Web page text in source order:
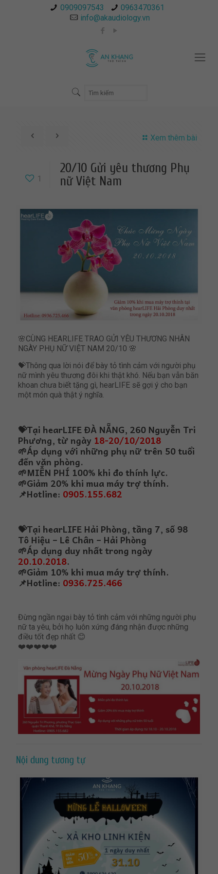
0909097543
0963470361
info@akaudiology.vn
Xem thêm bài
1
20/10 Gửi yêu thương Phụ
nữ Việt Nam
🌸CÙNG HEARLIFE TRAO GỬI YÊU THƯƠNG NHÂN
NGÀY PHỤ NỮ VIỆT NAM 20/10 🌸
💝Thông qua lời nói để bày tỏ tình cảm với người phụ
nữ mình yêu thương đôi khi thật khó. Nếu bạn vẫn băn
khoan chưa biết tặng gì, hearLIFE sẽ gợi ý cho bạn
một món quà thật ý nghĩa.
💝Tại hearLIFE ĐÀ NẴNG, 260 Nguyễn Tri
Phương, từ ngày 18-20/10/2018
🌱Áp dụng với những phụ nữ trên 50 tuổi
đến văn phòng.
🌱MIỄN PHÍ 100% khi đo thính lực.
🌱Giảm 20% khi mua máy trợ thính.
📌Hotline: 0905.155.682
💝Tại hearLIFE Hải Phòng, tầng 7, số 98
Tô Hiệu – Lê Chân – Hải Phòng
🌱Áp dụng duy nhất trong ngày
20.10.2018.
🌱Giảm 10% khi mua máy trợ thính.
📌Hotline: 0936.725.466
Đừng ngần ngại bày tỏ tình cảm với những người phụ
nữ ta yêu, bởi họ luôn xứng đáng nhận được những
điều tốt đẹp nhất 😊
❤️❤️❤️❤️❤️
Nội dung tương tự